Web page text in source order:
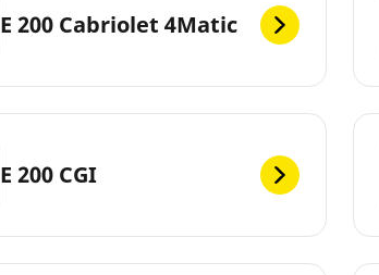
E 200 Cabriolet 4Matic
E 200 CGI